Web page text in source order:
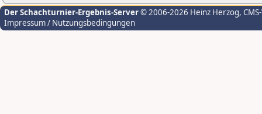
Der Schachturnier-Ergebnis-Server© 2006-2026 Heinz Herzog,
Impressum / Nutzungsbedingungen